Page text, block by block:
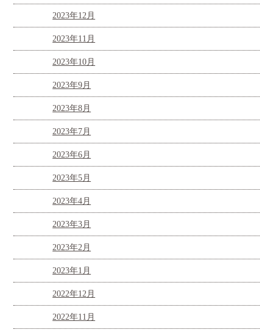
2023年12月
2023年11月
2023年10月
2023年9月
2023年8月
2023年7月
2023年6月
2023年5月
2023年4月
2023年3月
2023年2月
2023年1月
2022年12月
2022年11月